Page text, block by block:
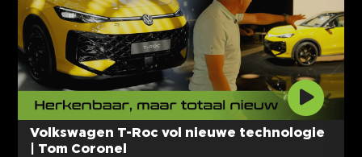
Volkswagen T-Roc vol nieuwe technologie
| Tom Coronel